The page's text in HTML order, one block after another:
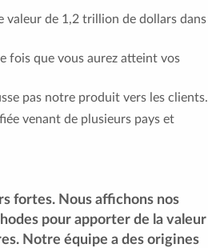
valeur de 1,2 trillion de dollars dans
fois que vous aurez atteint vos
pas notre produit vers les clients.
venant de plusieurs pays et
fortes. Nous affichons nos
pour apporter de la valeur
Notre équipe a des origines